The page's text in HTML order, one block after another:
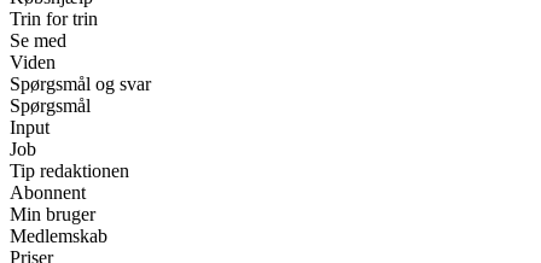
Trin for trin
Se med
Viden
Spørgsmål og svar
Spørgsmål
Input
Job
Tip redaktionen
Abonnent
Min bruger
Medlemskab
Priser